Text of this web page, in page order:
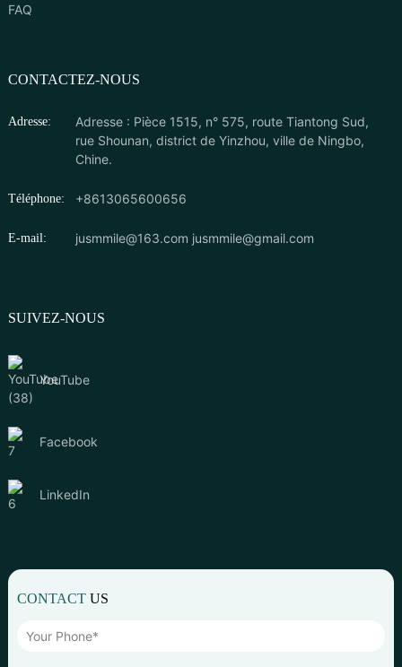
FAQ
CONTACTEZ-NOUS
Adresse:
Adresse : Pièce 1515, n° 575, route Tiantong Sud,
rue Shounan, district de Yinzhou, ville de Ningbo,
Chine.
Téléphone: +8613065600656
E-mail: jusmmile@163.com jusmmile@gmail.com
SUIVEZ-NOUS
YouTube
Facebook
LinkedIn
CONTACTUS